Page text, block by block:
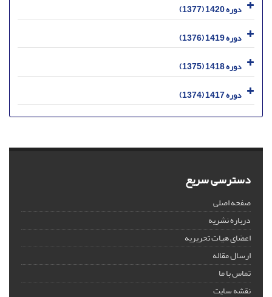
دوره 1420 (1377)
دوره 1419 (1376)
دوره 1418 (1375)
دوره 1417 (1374)
دسترسی سریع
صفحه اصلی
درباره نشریه
اعضای هیات تحریریه
ارسال مقاله
تماس با ما
نقشه سایت